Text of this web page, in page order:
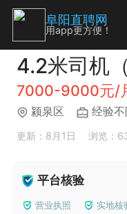
4.2米司机
7000-9000元/
颍泉区 经验不
更新：8月1日 浏览：
平台核验
营业执照 实地核
阜阳直聘网
用app更方便！